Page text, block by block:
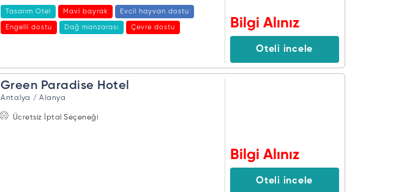
Tasarım Otel Mavi bayrak Evcil hayvan dostu
Engelli dostu Dağ manzarası Çevre dostu Bilgi Alınız
Oteli incele
Green Paradise Hotel
Antalya / Alanya
Ücretsiz İptal Seçeneği
Bilgi Alınız
Oteli incele